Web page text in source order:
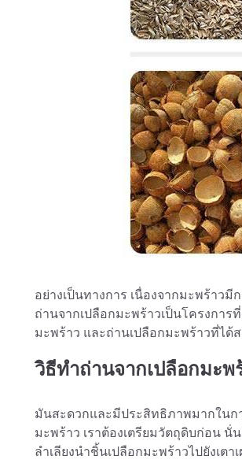
อย่างเป็นทางการ เนื่องจากมะพร้าว
ถ่านจากเปลือกมะพร้าวเป็นโครงกา
มะพร้าว และถ่านเปลือกมะพร้าวที่ได้
วิธีทำถ่านจากเปลือกมะพ
มันสะดวกและมีประสิทธิภาพมากในก
มะพร้าว เราต้องเตรียมวัตถุดิบก่อน นั่
ลำเลียงนำชิ้นเปลือกมะพร้าวไปยังเต